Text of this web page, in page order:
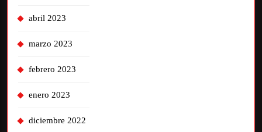
abril 2023
marzo 2023
febrero 2023
enero 2023
diciembre 2022